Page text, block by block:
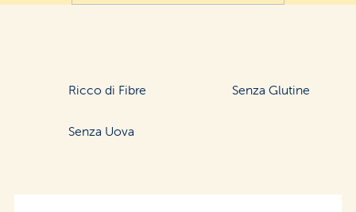
Ricco di Fibre Senza Glutine
Senza Uova